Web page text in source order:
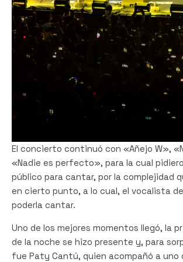
El concierto continuó con «Añejo W»,
«Nadie es perfecto», para la cual
público para cantar, por la complejidad
en cierto punto, a lo cual, el vocalista
poderla cantar.
Uno de los mejores momentos llegó, la
de la noche se hizo presente y, para
fue Paty Cantú, quien acompañó a uno